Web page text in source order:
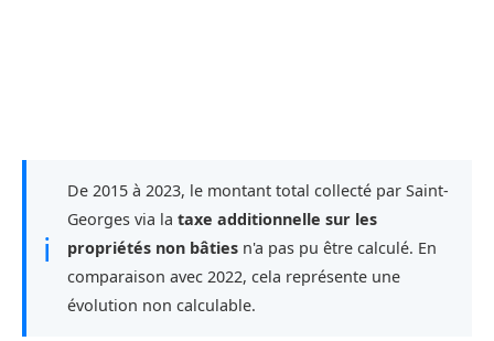
ℹ
De 2015 à 2023, le montant total collecté par Saint-
Georges via la taxe additionnelle sur les
propriétés non bâties n'a pas pu être calculé. En
comparaison avec 2022, cela représente une
évolution non calculable.